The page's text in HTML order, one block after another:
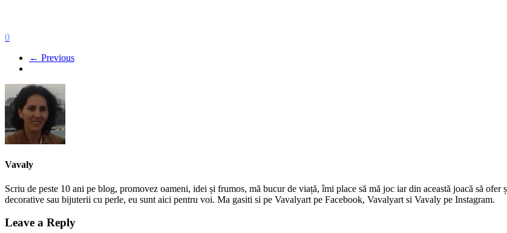
0
← Previous
Vavaly
Scriu de peste 10 ani pe blog, promovez oameni, idei și frumos, mă bucur de viață, îmi place să mă joc iar din această joacă să
decorative sau bijuterii cu perle, eu sunt aici pentru voi. Ma gasiti si pe Vavalyart pe Facebook, Vavalyart si Vavaly pe Instagram.
Leave a Reply